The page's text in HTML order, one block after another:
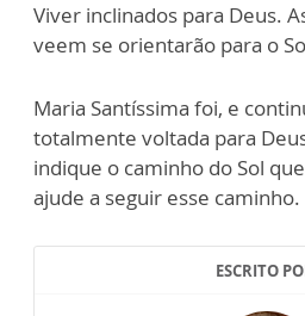
Viver inclinados para Deus.
veem se orientarão para o
Maria Santíssima foi, e
totalmente voltada para
indique o caminho do Sol
ajude a seguir esse caminho.
ESCRITO